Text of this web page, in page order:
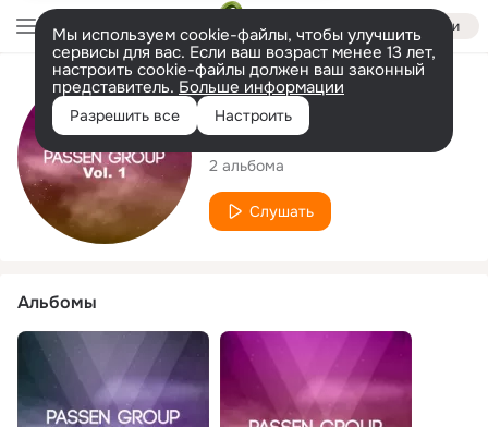
Войти
Мы используем cookie-файлы, чтобы улучшить
сервисы для вас. Если ваш возраст менее 13 лет,
настроить cookie-файлы должен ваш законный
представитель. Больше информации
Разрешить все Настроить
Исполнитель
Passen Group
2 альбома
Слушать
Альбомы